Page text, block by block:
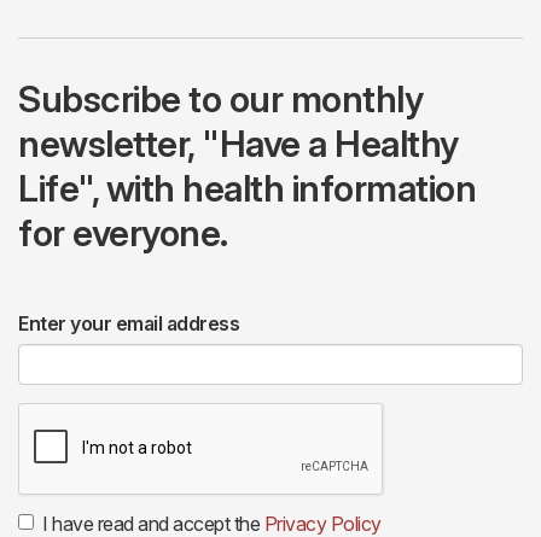
Subscribe to our monthly
newsletter, "Have a Healthy
Life", with health information
for everyone.
Enter your email address
I have read and accept the Privacy Policy